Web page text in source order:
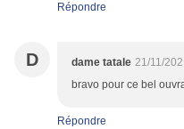
Répondre
D dame tatale 21/11/
bravo pour ce bel
Répondre